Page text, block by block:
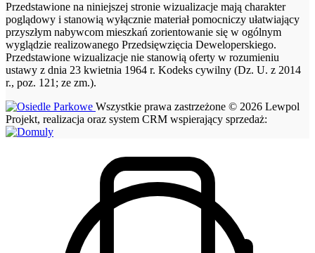
Przedstawione na niniejszej stronie wizualizacje mają charakter
poglądowy i stanowią wyłącznie materiał pomocniczy ułatwiający
przyszłym nabywcom mieszkań zorientowanie się w ogólnym
wyglądzie realizowanego Przedsięwzięcia Deweloperskiego.
Przedstawione wizualizacje nie stanowią oferty w rozumieniu
ustawy z dnia 23 kwietnia 1964 r. Kodeks cywilny (Dz. U. z 2014
r., poz. 121; ze zm.).
Wszystkie prawa zastrzeżone © 2026 Lewpol
Projekt, realizacja oraz system CRM wspierający sprzedaż: